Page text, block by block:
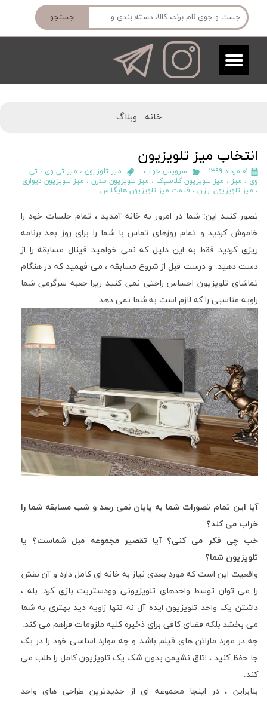
جستجو
خانه | وبلاگ
انتخاب میز تلویزیون
۰۱ مرداد ۱۳۹۹ سرویس خواب میز تلوزیون ، میز تی وی ، تی
وی ، میز ، میز تلویزیون کلاسیک ، میز تلویزیون مدرن ، میز تلویزیون دیواری
، میز تلویزیون ارزان ، قیمت میز تلویزیون هایگلاس
تصور کنید این: شما در امروز به خانه آمدید ، تمام جلسات خود را
خاموش کردید و تمام روزهای تماس با شما را برای روز بعد برنامه
ریزی کردید فقط به این دلیل که نمی خواهید فینال مسابقه را از
دست دهید. و درست قبل از شروع مسابقه ، می فهمید که در هنگام
تماشای تلویزیون احساس راحتی نمی کنید زیرا جعبه سرگرمی شما
زاویه مناسبی را که لازم است به شما نمی دهد.
آیا این تمام تصورات شما به پایان نمی رسد و شب مسابقه شما را
خراب می کند؟
خب چی فکر می کنی؟ آیا تقصیر مجموعه مبل شماست؟ یا
تلویزیون شما؟
واقعیت این است که مورد بعدی نیاز به خانه ای کامل دارد و آن نقش
را می توان توسط واحدهای تلویزیونی وودستریت بازی کرد. بله ،
داشتن یک واحد تلویزیون ایده آل نه تنها زاویه دید بهتری به شما
می بخشد بلکه فضای کافی برای ذخیره کلیه ملزومات فراهم می کند.
چه در مورد ماراتن های فیلم باشد و چه موارد اساسی خود را در یک
جا حفظ کنید ، اتاق نشیمن بدون شک یک تلویزیون کامل را طلب می
کند.
بنابراین ، در اینجا مجموعه ای از جدیدترین طراحی های واحد